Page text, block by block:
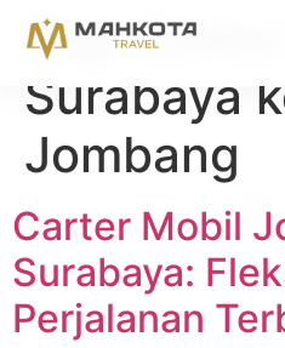
Tag:Carter
Surabaya
Jombang
Carter Mobil
Surabaya:
Perjalanan